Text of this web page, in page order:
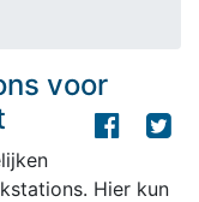
voor
Hier kun